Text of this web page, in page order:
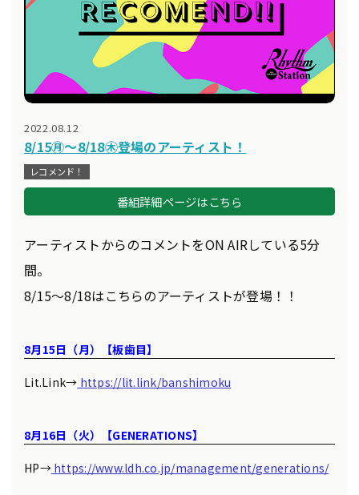
2022.08.12
8/15㊊～8/18㊍登場のアーティスト！
レコメンド！
番組詳細ページはこちら
アーティストからのコメントをON AIRしている5分
間。
8/15～8/18はこちらのアーティストが登場！！
8月15日（月）【板歯目】
Lit.Link→ https://lit.link/banshimoku
8月16日（火）【GENERATIONS】
HP→https://www.ldh.co.jp/management/generations/